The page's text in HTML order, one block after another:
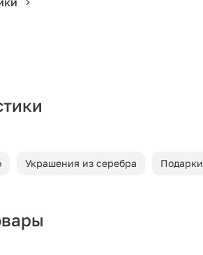
Украшения из серебра